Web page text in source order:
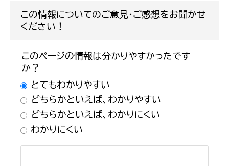
この情報についてのご意見・ご感想をお聞かせ
ください！
このページの情報は分かりやすかったです
か？
とてもわかりやすい
どちらかといえば、わかりやすい
どちらかといえば、わかりにくい
わかりにくい